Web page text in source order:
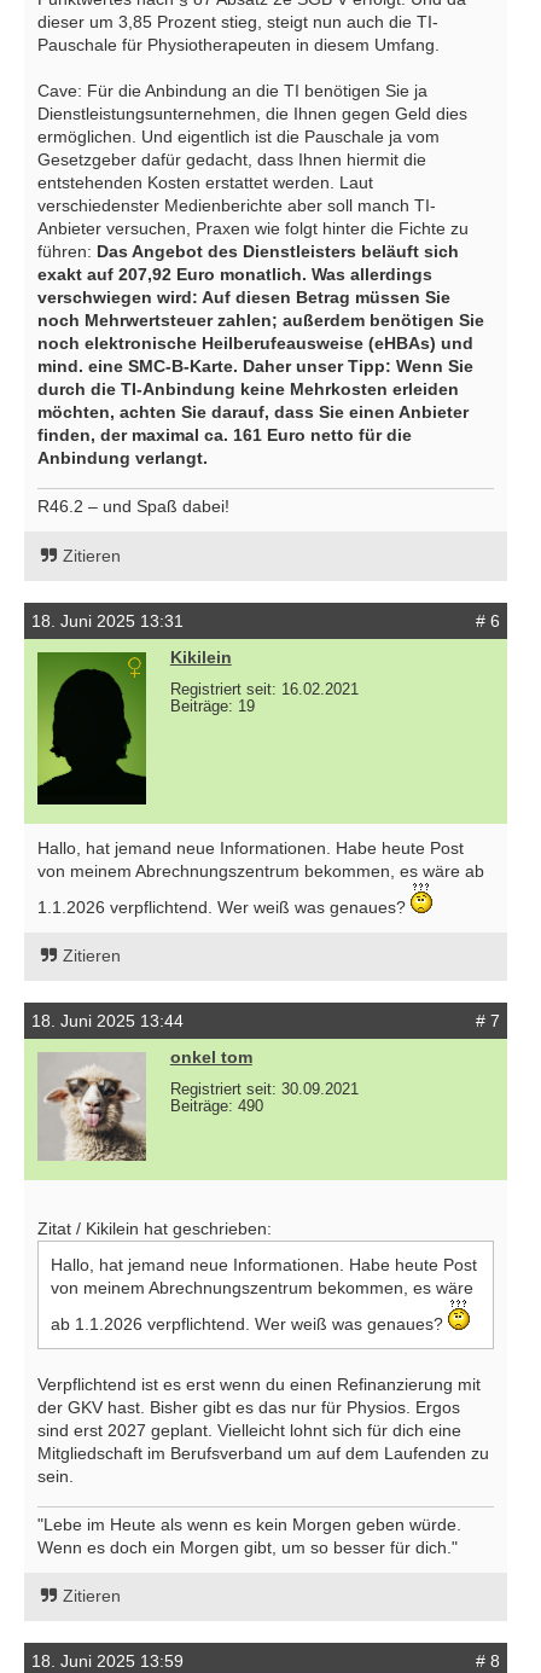
dieser um 3,85 Prozent stieg, steigt nun auch die TI-
Pauschale für Physiotherapeuten in diesem Umfang.
Cave: Für die Anbindung an die TI benötigen Sie ja
Dienstleistungsunternehmen, die Ihnen gegen Geld dies
ermöglichen. Und eigentlich ist die Pauschale ja vom
Gesetzgeber dafür gedacht, dass Ihnen hiermit die
entstehenden Kosten erstattet werden. Laut
verschiedenster Medienberichte aber soll manch TI-
Anbieter versuchen, Praxen wie folgt hinter die Fichte zu
führen: Das Angebot des Dienstleisters beläuft sich
exakt auf 207,92 Euro monatlich. Was allerdings
verschwiegen wird: Auf diesen Betrag müssen Sie
noch Mehrwertsteuer zahlen; außerdem benötigen Sie
noch elektronische Heilberufeausweise (eHBAs) und
mind. eine SMC-B-Karte. Daher unser Tipp: Wenn Sie
durch die TI-Anbindung keine Mehrkosten erleiden
möchten, achten Sie darauf, dass Sie einen Anbieter
finden, der maximal ca. 161 Euro netto für die
Anbindung verlangt.
R46.2 – und Spaß dabei!
Zitieren
18. Juni 2025 13:31
# 6
Kikilein
Registriert seit: 16.02.2021
Beiträge: 19
Hallo, hat jemand neue Informationen. Habe heute Post
von meinem Abrechnungszentrum bekommen, es wäre ab
1.1.2026 verpflichtend. Wer weiß was genaues?
Zitieren
18. Juni 2025 13:44
# 7
onkel tom
Registriert seit: 30.09.2021
Beiträge: 490
Zitat / Kikilein hat geschrieben:
Hallo, hat jemand neue Informationen. Habe heute Post
von meinem Abrechnungszentrum bekommen, es wäre
ab 1.1.2026 verpflichtend. Wer weiß was genaues?
Verpflichtend ist es erst wenn du einen Refinanzierung mit
der GKV hast. Bisher gibt es das nur für Physios. Ergos
sind erst 2027 geplant. Vielleicht lohnt sich für dich eine
Mitgliedschaft im Berufsverband um auf dem Laufenden zu
sein.
"Lebe im Heute als wenn es kein Morgen geben würde.
Wenn es doch ein Morgen gibt, um so besser für dich."
Zitieren
18. Juni 2025 13:59
# 8